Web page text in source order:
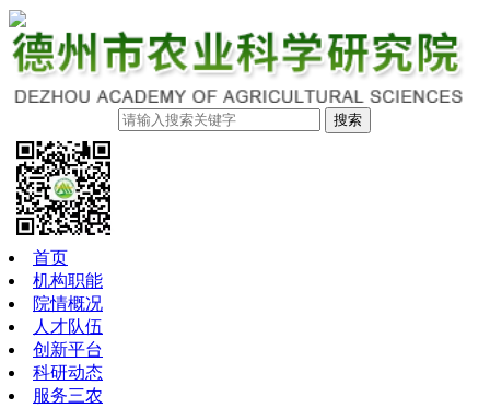
搜索
首页
机构职能
院情概况
人才队伍
创新平台
科研动态
服务三农